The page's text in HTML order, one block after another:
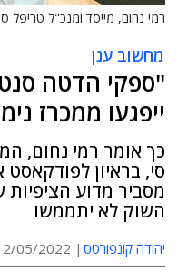
רמי נחום, מייסד ומנכ"ל טריפל
מחשוב ענן
"ספקי הדטה
ייפגעו ממכרז
כך אומר רמי נחום,
סי, בראיון
מסביר מדוע הציפיות
השוק לא יתממשו
יהודה קונפורטס 05/2022 15:11